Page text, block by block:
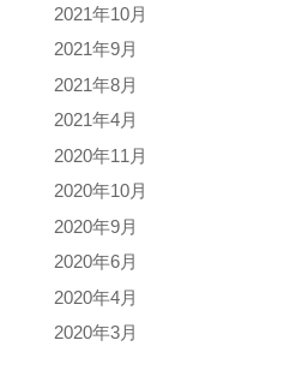
2021年10月
2021年9月
2021年8月
2021年4月
2020年11月
2020年10月
2020年9月
2020年6月
2020年4月
2020年3月